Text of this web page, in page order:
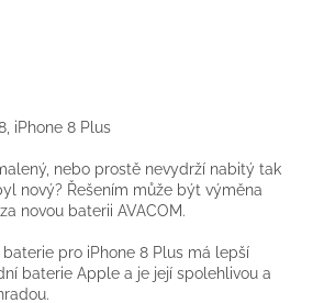
iPhone 8 Plus
nebo prostě nevydrží nabitý tak
nový? Řešením může být výměna
novou baterii AVACOM.
pro iPhone 8 Plus má lepší
baterie Apple a je její spolehlivou a